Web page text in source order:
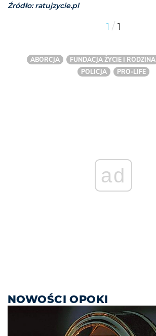
Źródło: ratujzycie.pl
1 / 1
ABORCJA FUNDACJA ŻYCIE I RODZINA
POLICJA
PRO-LIFE
ad
NOWOŚCI OPOKI